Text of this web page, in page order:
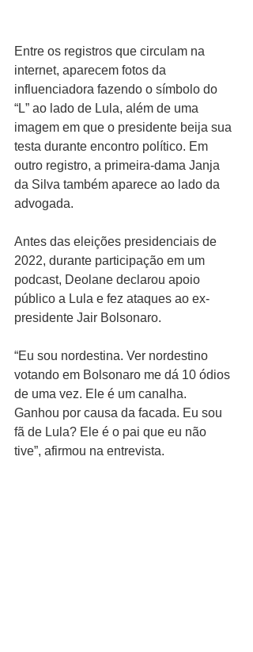
Entre os registros que circulam na
internet, aparecem fotos da
influenciadora fazendo o símbolo do
“L” ao lado de Lula, além de uma
imagem em que o presidente beija sua
testa durante encontro político. Em
outro registro, a primeira-dama Janja
da Silva também aparece ao lado da
advogada.
Antes das eleições presidenciais de
2022, durante participação em um
podcast, Deolane declarou apoio
público a Lula e fez ataques ao ex-
presidente Jair Bolsonaro.
“Eu sou nordestina. Ver nordestino
votando em Bolsonaro me dá 10 ódios
de uma vez. Ele é um canalha.
Ganhou por causa da facada. Eu sou
fã de Lula? Ele é o pai que eu não
tive”, afirmou na entrevista.